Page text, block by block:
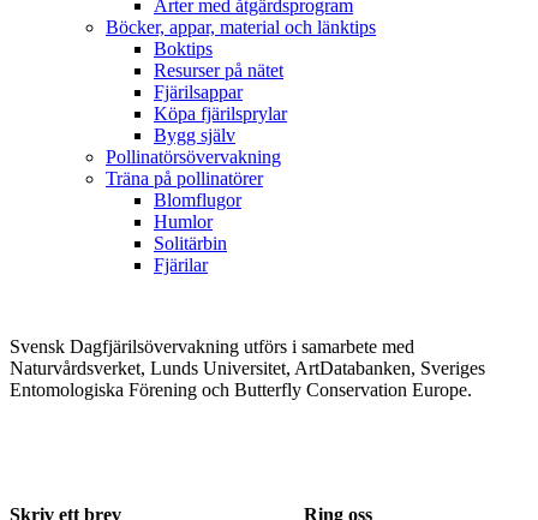
Arter med åtgärdsprogram
Böcker, appar, material och länktips
Boktips
Resurser på nätet
Fjärilsappar
Köpa fjärilsprylar
Bygg själv
Pollinatörsövervakning
Träna på pollinatörer
Blomflugor
Humlor
Solitärbin
Fjärilar
Svensk Dagfjärilsövervakning utförs i samarbete med
Naturvårdsverket, Lunds Universitet, ArtDatabanken, Sveriges
Entomologiska Förening och Butterfly Conservation Europe.
Skriv ett brev Ring oss